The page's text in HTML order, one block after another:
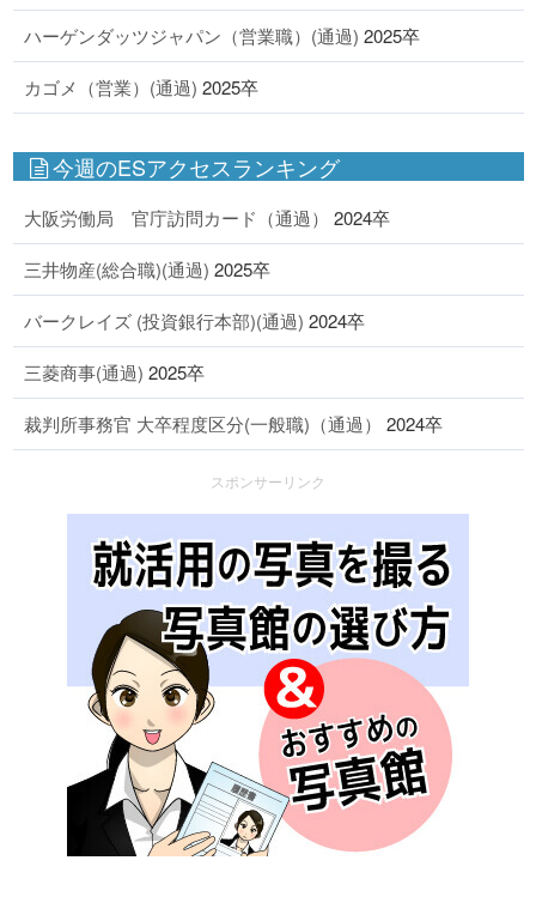
ハーゲンダッツジャパン（営業職）(通過) 2025卒
カゴメ（営業）(通過) 2025卒
今週のESアクセスランキング
大阪労働局 官庁訪問カード（通過） 2024卒
三井物産(総合職)(通過) 2025卒
バークレイズ (投資銀行本部)(通過) 2024卒
三菱商事(通過) 2025卒
裁判所事務官 大卒程度区分(一般職)（通過） 2024卒
スポンサーリンク